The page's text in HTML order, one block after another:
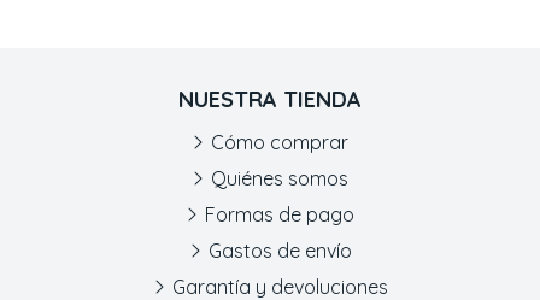
NUESTRA TIENDA
Cómo comprar
Quiénes somos
Formas de pago
Gastos de envío
Garantía y devoluciones